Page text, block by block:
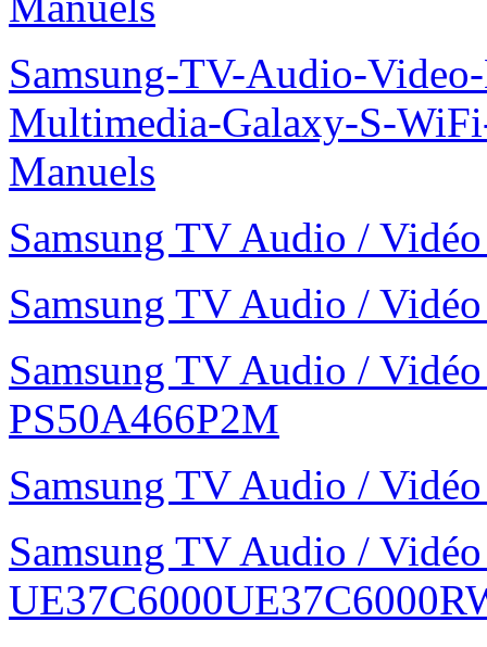
Samsung-TV-Audio-
Multimedia-Galaxy-S-
Manuels
Samsung TV Audio /
Samsung TV Audio /
Samsung TV Audio /
PS50A466P2M
Samsung TV Audio /
Samsung TV Audio /